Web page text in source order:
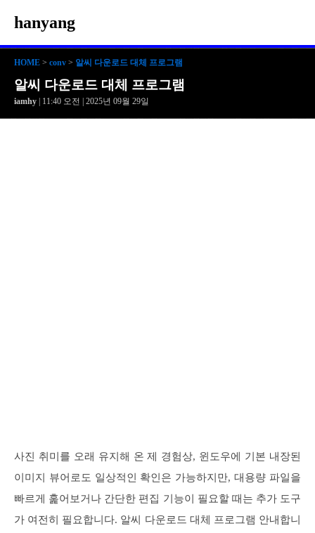
hanyang
HOME > conv > 알씨 다운로드 대체 프로그램
알씨 다운로드 대체 프로그램
iamhy | 11:40 오전 | 2025년 09월 29일
사진 취미를 오래 유지해 온 제 경험상, 윈도우에 기본 내장된
이미지 뷰어로도 일상적인 확인은 가능하지만, 대용량 파일을
빠르게 훑어보거나 간단한 편집 기능이 필요할 때는 추가 도구
가 여전히 필요합니다. 알씨 다운로드 대체 프로그램 안내합니